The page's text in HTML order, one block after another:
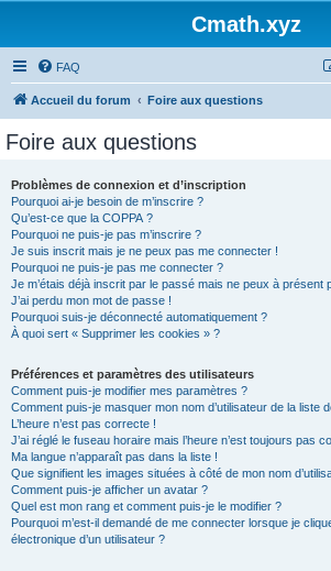
Cmath.xyz
FAQ
Accueil du forum Foire aux questions
Foire aux questions
Problèmes de connexion et d’inscription
Pourquoi ai-je besoin de m’inscrire ?
Qu’est-ce que la COPPA ?
Pourquoi ne puis-je pas m’inscrire ?
Je suis inscrit mais je ne peux pas me connecter !
Pourquoi ne puis-je pas me connecter ?
Je m’étais déjà inscrit par le passé mais ne peux à présent
J’ai perdu mon mot de passe !
Pourquoi suis-je déconnecté automatiquement ?
À quoi sert « Supprimer les cookies » ?
Préférences et paramètres des utilisateurs
Comment puis-je modifier mes paramètres ?
Comment puis-je masquer mon nom d’utilisateur de la liste
L’heure n’est pas correcte !
J’ai réglé le fuseau horaire mais l’heure n’est toujours pas
Ma langue n’apparaît pas dans la liste !
Que signifient les images situées à côté de mon nom
Comment puis-je afficher un avatar ?
Quel est mon rang et comment puis-je le modifier ?
Pourquoi m’est-il demandé de me connecter lorsque je
électronique d’un utilisateur ?